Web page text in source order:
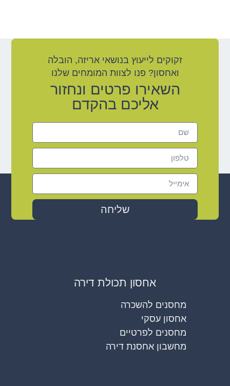
זקוקים לייעוץ בנושאי אריזה, הובלה
ואחסון? פנו לצוות המומחים שלנו
השאירו פרטים ונחזור
אליכם בהקדם
שליחה
אחסון תכולת דירה
מחסנים להשכרה
אחסון עסקי
מחסנים לפרטיים
מחשבון אחסנת דירה